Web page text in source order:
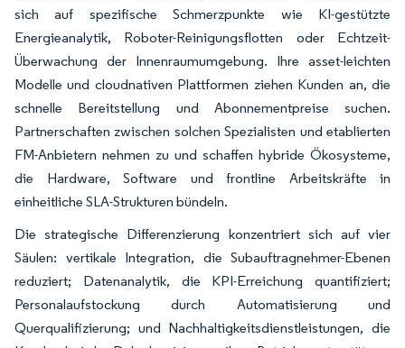
sich auf spezifische Schmerzpunkte wie KI-gestützte
Energieanalytik, Roboter-Reinigungsflotten oder Echtzeit-
Überwachung der Innenraumumgebung. Ihre asset-leichten
Modelle und cloudnativen Plattformen ziehen Kunden an, die
schnelle Bereitstellung und Abonnementpreise suchen.
Partnerschaften zwischen solchen Spezialisten und etablierten
FM-Anbietern nehmen zu und schaffen hybride Ökosysteme,
die Hardware, Software und frontline Arbeitskräfte in
einheitliche SLA-Strukturen bündeln.
Die strategische Differenzierung konzentriert sich auf vier
Säulen: vertikale Integration, die Subauftragnehmer-Ebenen
reduziert; Datenanalytik, die KPI-Erreichung quantifiziert;
Personalaufstockung durch Automatisierung und
Querqualifizierung; und Nachhaltigkeitsdienstleistungen, die